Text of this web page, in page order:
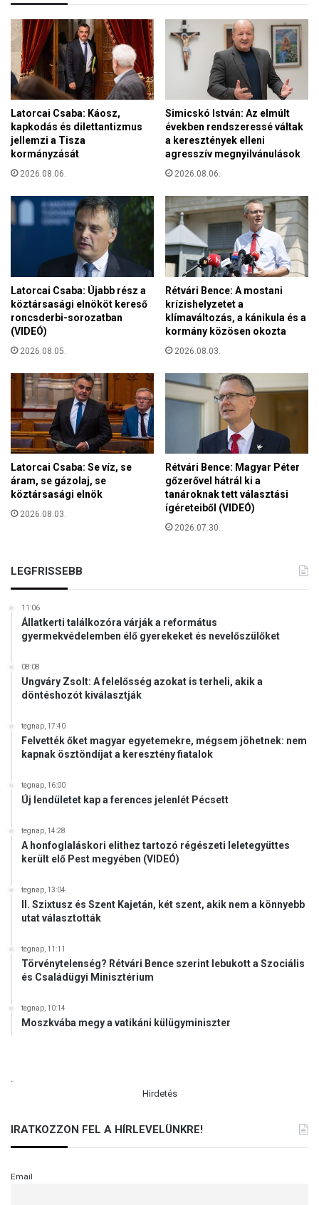
r
ó
p
U
n
i
ó
t
ó
2
6
–
H
t
z
e
n
e
s
ö
s
s
é
g
e
g
l
y
e
Latorcai Csaba: Káosz,
kapkodás és dilettantizmus
jellemzi a Tisza
kormányzását
2026.08.06.
Simicskó István: Az elmúlt
években rendszeressé váltak
a keresztények elleni
agresszív megnyilvánulások
2026.08.06.
Latorcai Csaba: Újabb rész a
köztársasági elnököt kereső
roncsderbi-sorozatban
(VIDEÓ)
2026.08.05.
Rétvári Bence: A mostani
krízishelyzetet a
klímaváltozás, a kánikula és a
kormány közösen okozta
2026.08.03.
Latorcai Csaba: Se víz, se
áram, se gázolaj, se
köztársasági elnök
2026.08.03.
Rétvári Bence: Magyar Péter
gőzerővel hátrál ki a
tanároknak tett választási
ígéreteiből (VIDEÓ)
2026.07.30.
LEGFRISSEBB
11:06
Állatkerti találkozóra várják a református
gyermekvédelemben élő gyerekeket és nevelőszülőket
08:08
Ungváry Zsolt: A felelősség azokat is terheli, akik a
döntéshozót kiválasztják
tegnap, 17:40
Felvették őket magyar egyetemekre, mégsem jöhetnek: nem
kapnak ösztöndíjat a keresztény fiatalok
tegnap, 16:00
Új lendületet kap a ferences jelenlét Pécsett
tegnap, 14:28
A honfoglaláskori elithez tartozó régészeti leletegyüttes
került elő Pest megyében (VIDEÓ)
tegnap, 13:04
II. Szixtusz és Szent Kajetán, két szent, akik nem a könnyebb
utat választották
tegnap, 11:11
Törvénytelenség? Rétvári Bence szerint lebukott a Szociális
és Családügyi Minisztérium
tegnap, 10:14
Moszkvába megy a vatikáni külügyminiszter
Hirdetés
IRATKOZZON FEL A HÍRLEVELÜNKRE!
Email